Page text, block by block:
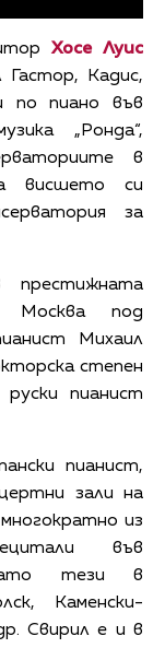
Хосе Луис
Гастор, Кадис,
по пиано във
„Ронда“,
в
висшето си
за
в Москва под
Михаил
степен
пианист
пианист,
зали на
из
във
като тези в
Каменски-
Свирил е и в